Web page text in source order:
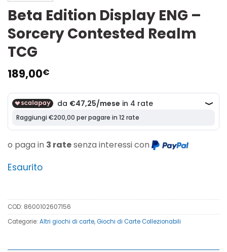
Beta Edition Display ENG –
Sorcery Contested Realm
TCG
189,00€
o paga in 3 ratesenza interessi con
Esaurito
COD: 8600102607156
Categorie: Altri giochi di carte, Giochi di Carte Collezionabili